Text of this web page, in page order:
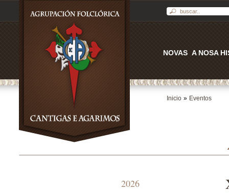
A NOSA
NOVAS
Inicio » Eventos
2026